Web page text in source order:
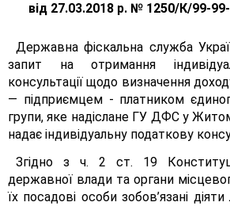
від 27.03.2018 р. № 1250/К/99-
Державна фіскальна служба
запит на отримання
консультації щодо визначення
— підприємцем - платником
групи, яке надіслане ГУ ДФС у
надає індивідуальну податкову
Згідно з ч. 2 ст. 19
державної влади та органи
їх посадові особи зобов’язані